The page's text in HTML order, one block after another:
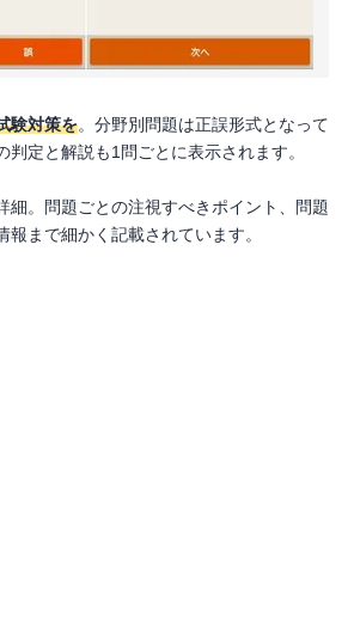
験対策を。分野別問題は正誤形式となって
判定と解説も1問ごとに表示されます。
細。問題ごとの注視すべきポイント、問題
報まで細かく記載されています。